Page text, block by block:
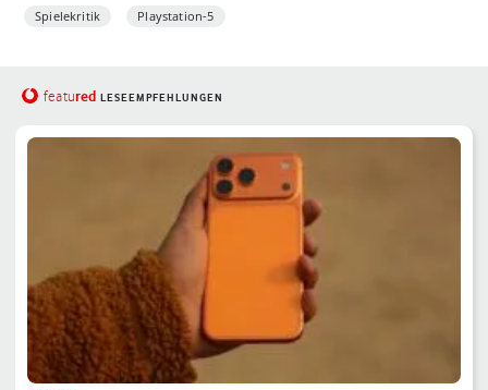
Spielekritik Playstation-5
featured LESEEMPFEHLUNGEN